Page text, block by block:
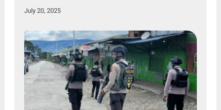
Penting
July 20, 2025